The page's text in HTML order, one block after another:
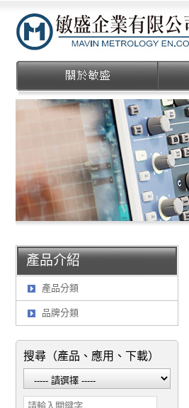
產品介紹
產品分類
品牌分類
搜尋（產品、應用、下載）